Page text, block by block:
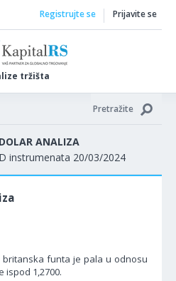
tržišta
Registrujte se Prijavite se
Pretražite
ANALIZA
instrumenata 20/03/2024
britanska funta je pala u odnosu
ispod 1,2700.